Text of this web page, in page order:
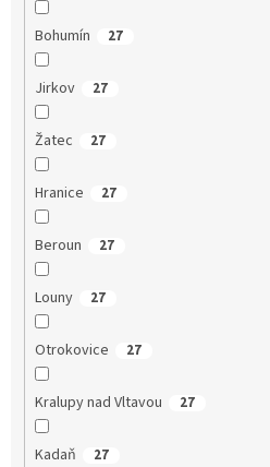
Bohumín 27
Jirkov 27
Žatec 27
Hranice 27
Beroun 27
Louny 27
Otrokovice 27
Kralupy nad Vltavou 27
Kadaň 27